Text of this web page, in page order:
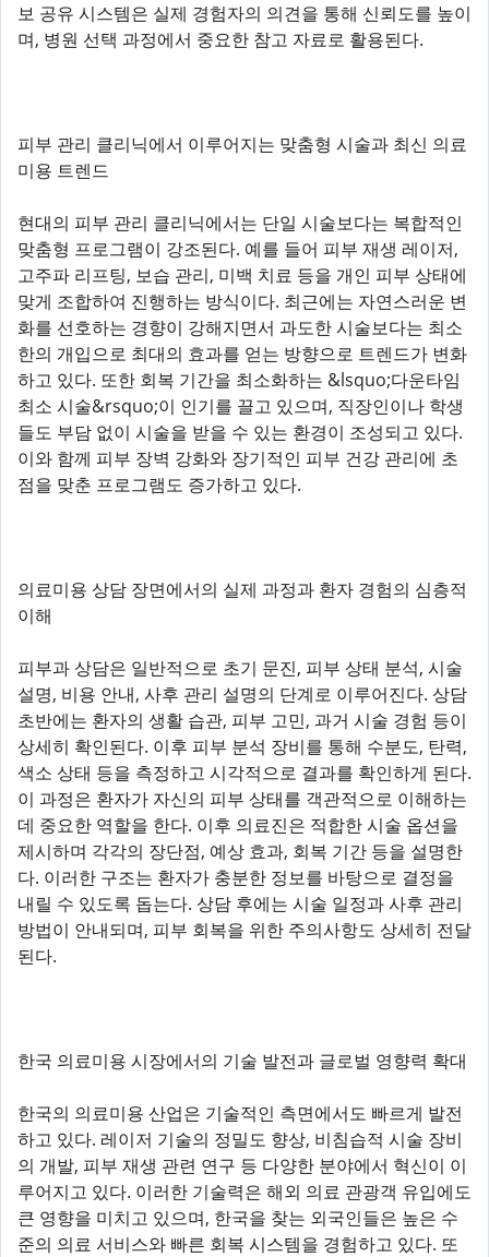
보 공유 시스템은 실제 경험자의 의견을 통해 신뢰도를 높이
며, 병원 선택 과정에서 중요한 참고 자료로 활용된다.
피부 관리 클리닉에서 이루어지는 맞춤형 시술과 최신 의료
미용 트렌드
현대의 피부 관리 클리닉에서는 단일 시술보다는 복합적인
맞춤형 프로그램이 강조된다. 예를 들어 피부 재생 레이저,
고주파 리프팅, 보습 관리, 미백 치료 등을 개인 피부 상태에
맞게 조합하여 진행하는 방식이다. 최근에는 자연스러운 변
화를 선호하는 경향이 강해지면서 과도한 시술보다는 최소
한의 개입으로 최대의 효과를 얻는 방향으로 트렌드가 변화
하고 있다. 또한 회복 기간을 최소화하는 &lsquo;다운타임
최소 시술&rsquo;이 인기를 끌고 있으며, 직장인이나 학생
들도 부담 없이 시술을 받을 수 있는 환경이 조성되고 있다.
이와 함께 피부 장벽 강화와 장기적인 피부 건강 관리에 초
점을 맞춘 프로그램도 증가하고 있다.
의료미용 상담 장면에서의 실제 과정과 환자 경험의 심층적
이해
피부과 상담은 일반적으로 초기 문진, 피부 상태 분석, 시술
설명, 비용 안내, 사후 관리 설명의 단계로 이루어진다. 상담
초반에는 환자의 생활 습관, 피부 고민, 과거 시술 경험 등이
상세히 확인된다. 이후 피부 분석 장비를 통해 수분도, 탄력,
색소 상태 등을 측정하고 시각적으로 결과를 확인하게 된다.
이 과정은 환자가 자신의 피부 상태를 객관적으로 이해하는
데 중요한 역할을 한다. 이후 의료진은 적합한 시술 옵션을
제시하며 각각의 장단점, 예상 효과, 회복 기간 등을 설명한
다. 이러한 구조는 환자가 충분한 정보를 바탕으로 결정을
내릴 수 있도록 돕는다. 상담 후에는 시술 일정과 사후 관리
방법이 안내되며, 피부 회복을 위한 주의사항도 상세히 전달
된다.
한국 의료미용 시장에서의 기술 발전과 글로벌 영향력 확대
한국의 의료미용 산업은 기술적인 측면에서도 빠르게 발전
하고 있다. 레이저 기술의 정밀도 향상, 비침습적 시술 장비
의 개발, 피부 재생 관련 연구 등 다양한 분야에서 혁신이 이
루어지고 있다. 이러한 기술력은 해외 의료 관광객 유입에도
큰 영향을 미치고 있으며, 한국을 찾는 외국인들은 높은 수
준의 의료 서비스와 빠른 회복 시스템을 경험하고 있다. 또